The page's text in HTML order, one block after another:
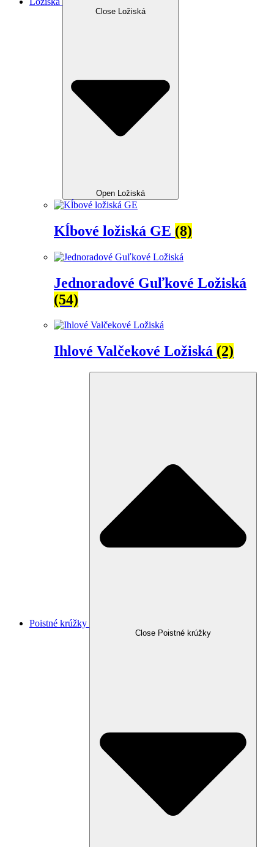
Close Ložiská
Open Ložiská
Kĺbové ložiská GE (8)
Jednoradové Guľkové Ložiská
(54)
Ihlové Valčekové Ložiská (2)
Poistné krúžky
Close Poistné krúžky